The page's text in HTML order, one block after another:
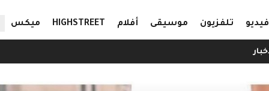
فيديو تلفزيون موسيقى أفلام HIGHSTREET ميكس